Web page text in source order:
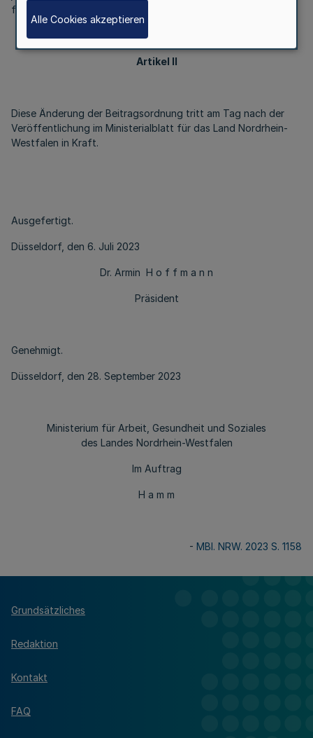
festzusetzen.“
Artikel II
Diese Änderung der Beitragsordnung tritt am Tag nach der
Veröffentlichung im Ministerialblatt für das Land Nordrhein-
Westfalen in Kraft.
Ausgefertigt.
Düsseldorf, den 6. Juli 2023
Dr. Armin H o f f m a n n
Präsident
Genehmigt.
Düsseldorf, den 28. September 2023
Ministerium für Arbeit, Gesundheit und Soziales
des Landes Nordrhein-Westfalen
Im Auftrag
H a m m
- MBl. NRW. 2023 S. 1158
Grundsätzliches
Redaktion
Kontakt
FAQ
Alle Cookies akzeptieren